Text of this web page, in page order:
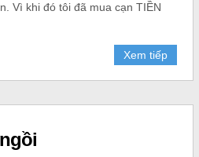
Vì khi đó tôi đã mua cạn TIỀN
Xem tiếp